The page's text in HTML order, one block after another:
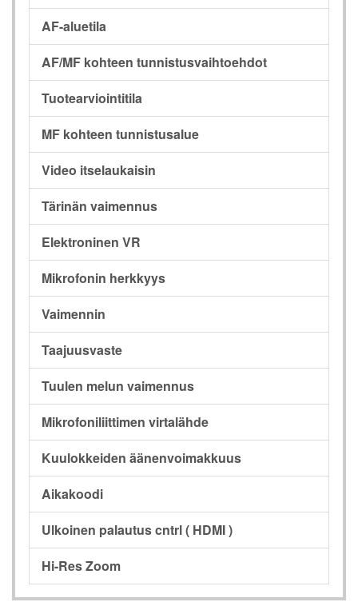
AF-aluetila
AF/MF kohteen tunnistusvaihtoehdot
Tuotearviointitila
MF kohteen tunnistusalue
Video itselaukaisin
Tärinän vaimennus
Elektroninen VR
Mikrofonin herkkyys
Vaimennin
Taajuusvaste
Tuulen melun vaimennus
Mikrofoniliittimen virtalähde
Kuulokkeiden äänenvoimakkuus
Aikakoodi
Ulkoinen palautus cntrl ( HDMI )
Hi-Res Zoom